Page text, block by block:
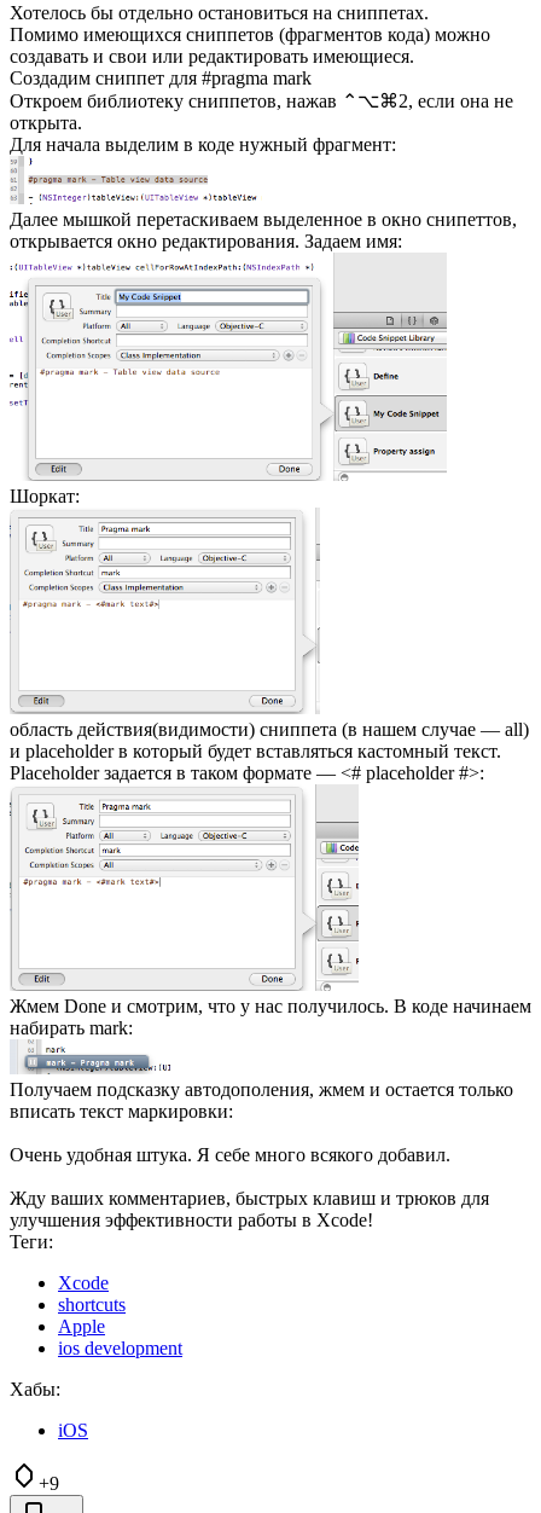
Хотелось бы отдельно остановиться на сниппетах.
Помимо имеющихся сниппетов (фрагментов кода) можно
создавать и свои или редактировать имеющиеся.
Создадим сниппет для #pragma mark
Откроем библиотеку сниппетов, нажав ⌃⌥⌘2, если она не
открыта.
Для начала выделим в коде нужный фрагмент:
Далее мышкой перетаскиваем выделенное в окно снипеттов,
открывается окно редактирования. Задаем имя:
Шоркат:
область действия(видимости) сниппета (в нашем случае — all)
и placeholder в который будет вставляться кастомный текст.
Placeholder задается в таком формате — <# placeholder #>:
Жмем Done и смотрим, что у нас получилось. В коде начинаем
набирать mark:
Получаем подсказку автодополения, жмем и остается только
вписать текст маркировки:
Очень удобная штука. Я себе много всякого добавил.
Жду ваших комментариев, быстрых клавиш и трюков для
улучшения эффективности работы в Xcode!
Теги:
Xcode
shortcuts
Apple
ios development
Хабы:
iOS
+9